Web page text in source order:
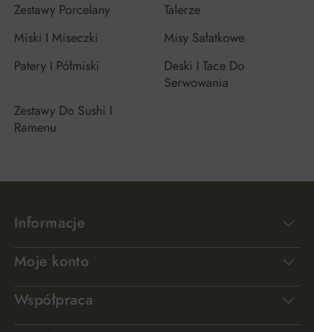
Zestawy Porcelany
Talerze
Miski I Miseczki
Misy Sałatkowe
Patery I Półmiski
Deski I Tace Do
Serwowania
Zestawy Do Sushi I
Ramenu
Informacje
Moje konto
Współpraca